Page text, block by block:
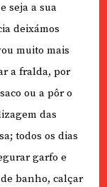
seja a sua
deixámos
muito mais
a fralda, por
ou a pôr o
das
todos os dias
garfo e
banho, calçar